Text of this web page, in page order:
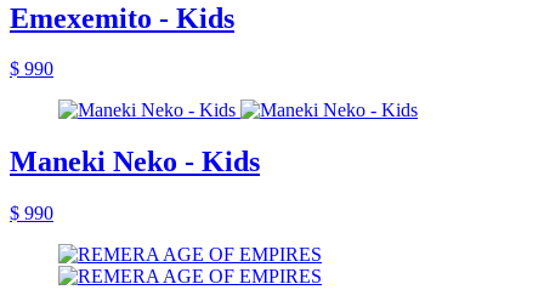
Emexemito - Kids
$ 990
Maneki Neko - Kids
$ 990